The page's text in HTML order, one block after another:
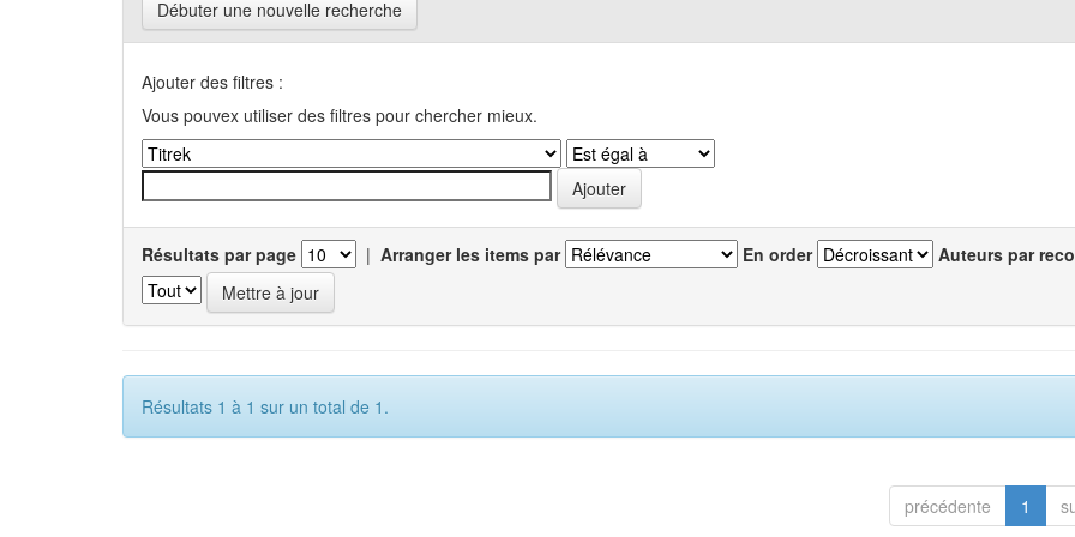
Débuter une nouvelle recherche
Ajouter des filtres :
Vous pouvex utiliser des filtres pour chercher mieux.
Résultats par page | Arranger les items par En order Auteurs par
Résultats 1 à 1 sur un total de 1.
précédente 1